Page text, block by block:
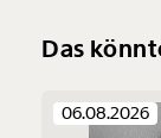
Das
06.08.2026